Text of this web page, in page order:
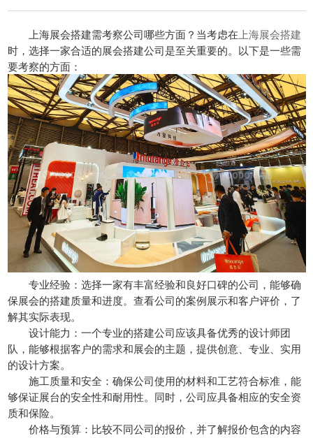
上海展会搭建需考察公司哪些方面？当考虑在 上海展会搭建
时，选择一家合适的展会搭建公司是至关重要的。以下是一些需
要考察的方面：
专业经验：选择一家有丰富经验和良好口碑的公司，能够确
保展会的搭建质量和进度。查看公司的案例展示和客户评价，了
解其实际表现。
设计能力：一个专业的搭建公司应该具备优秀的设计师团
队，能够根据客户的需求和展会的主题，提供创意、专业、实用
的设计方案。
施工质量和安全：确保公司使用的材料和工艺符合标准，能
够保证展台的安全性和耐用性。同时，公司应具备相应的安全资
质和保险。
价格与预算：比较不同公司的报价，并了解报价包含的内容